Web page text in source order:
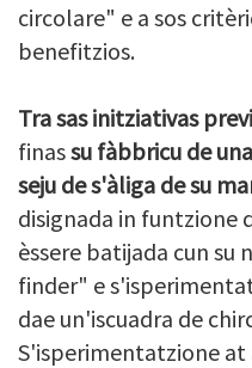
circolare" e a sos
benefitzios.
Tra sas initziativas
finassu fàbbricu de
seju de s'àliga de su
disignada in funtzione
èssere batijada cun su
finder" e
dae un'iscuadra de
S'isperimentatzione at